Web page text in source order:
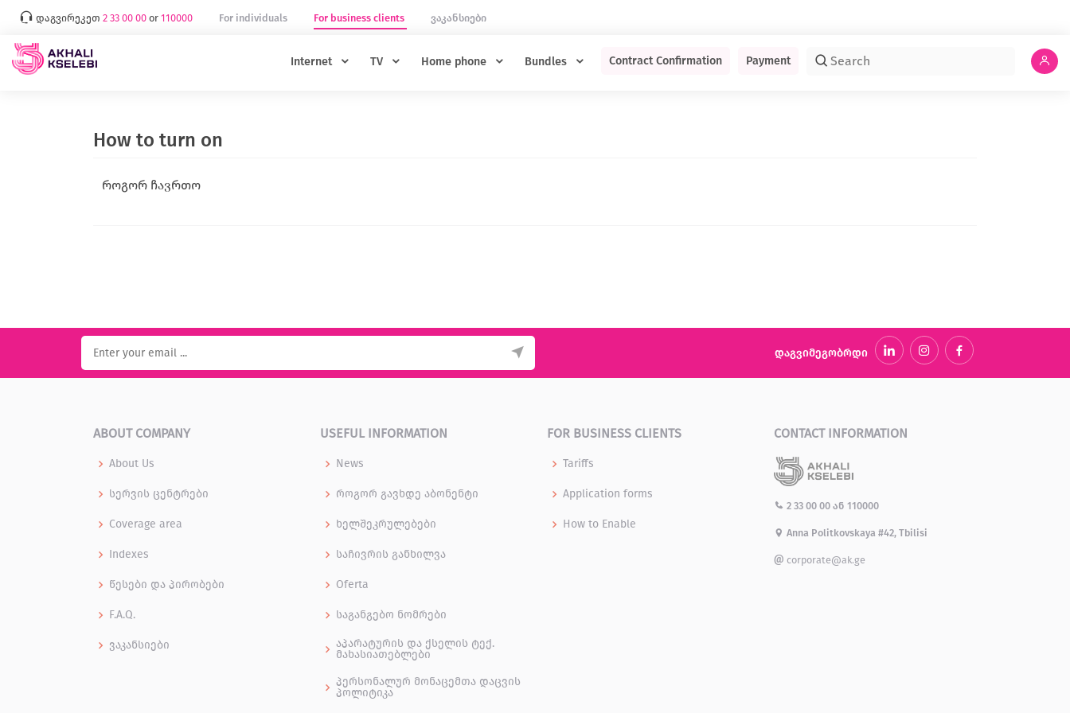
დაგვირეკეთ 2 33 00 00 or 110000 For individuals For business clients ვაკანსიები
Internet TV Home phone Bundles Contract Confirmation Payment
How to turn on
როგორ ჩავრთო
დაგვიმეგობრდი
ABOUT COMPANY
About Us
სერვის ცენტრები
Coverage area
Indexes
წესები და პირობები
F.A.Q.
ვაკანსიები
USEFUL INFORMATION
News
როგორ გავხდე აბონენტი
ხელშეკრულებები
საჩივრის განხილვა
Oferta
საგანგებო ნომრები
აპარატურის და ქსელის ტექ.
მახასიათებლები
პერსონალურ მონაცემთა დაცვის
პოლიტიკა
FOR BUSINESS CLIENTS
Tariffs
Application forms
How to Enable
CONTACT INFORMATION
2 33 00 00 ან 110000
Anna Politkovskaya #42, Tbilisi
corporate@ak.ge